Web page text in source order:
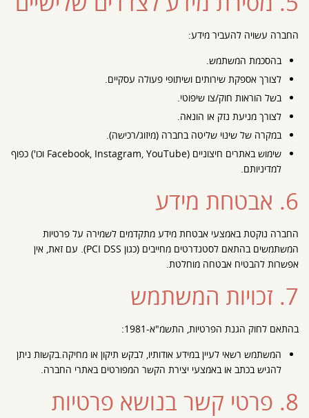
החברה עשויה להעביר מידע:
בהסכמת המשתמש.
לצורך אספקת שירותים ושיתופי פעולה עסקיים.
בשל הוראות חוק/צו שיפוטי.
לצורך מניעת נזק או הונאה.
במקרה של שינוי שליטה בחברה (מיזוג/רכישה).
שימוש באתרים חיצוניים (Facebook, Instagram, YouTube וכו') כפוף
למדיניותם.
6. אבטחת מידע
החברה נוקטת באמצעי אבטחת מידע מתקדמים לשמירה על פרטיות
המשתמשים בהתאם לסטנדרטים מחייבים (כגון PCI DSS). עם זאת, אין
אפשרות להבטיח אבטחה מוחלטת.
7. זכויות המשתמש
בהתאם לחוק הגנת הפרטיות, התשמ"א-1981:
המשתמש רשאי לעיין במידע אודותיו, לבקש תיקון או מחיקה.בקשות ניתן
להגיש בכתב או באמצעי יצירת הקשר המפורטים באתרי החברה.
8. פרטי קשר בנושא פרטיות